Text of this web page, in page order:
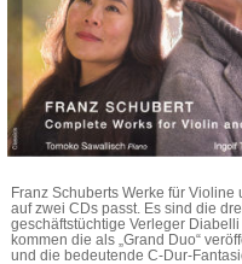
Franz Schuberts Werke für
auf zwei CDs passt. Es sind die
geschäftstüchtige Verleger
kommen die als „Grand Duo“
und die bedeutende C-Dur-